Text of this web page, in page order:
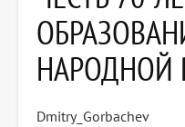
НАРОДНОЙ
Dmitry_Gorbachev